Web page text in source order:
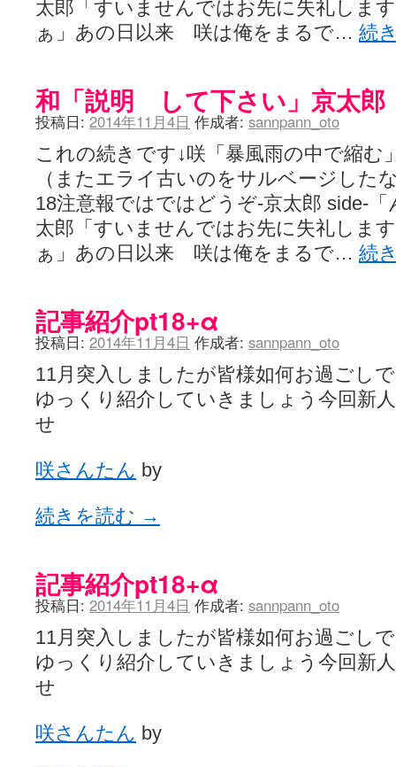
太郎「すいませんではお先に失礼しま
ぁ」あの日以来 咲は俺をまるで… 続
和「説明 して下さい」京太郎
投稿日: 2014年11月4日 作成者: sannpann_oto
これの続きです↓咲「暴風雨の中で縮む
（またエライ古いのをサルベージした
18注意報ではではどうぞ-京太郎 side-
太郎「すいませんではお先に失礼しま
ぁ」あの日以来 咲は俺をまるで… 続
記事紹介pt18+α
投稿日: 2014年11月4日 作成者: sannpann_oto
11月突入しましたが皆様如何お過ごし
ゆっくり紹介していきましょう今回新
せ
咲さんたん by
続きを読む →
記事紹介pt18+α
投稿日: 2014年11月4日 作成者: sannpann_oto
11月突入しましたが皆様如何お過ごし
ゆっくり紹介していきましょう今回新
せ
咲さんたん by